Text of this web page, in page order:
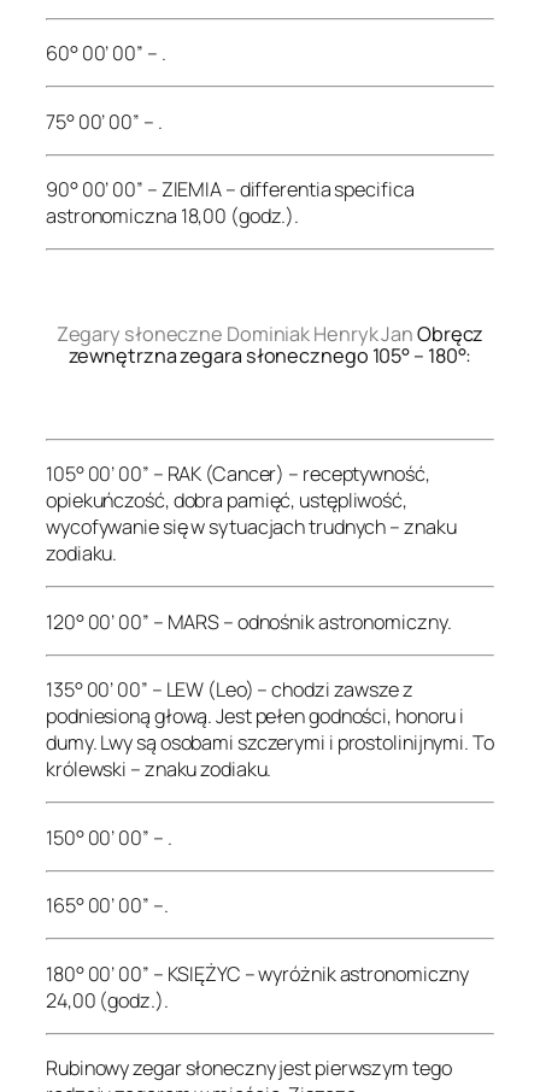
60° 00’ 00” – .
75° 00’ 00” – .
90° 00’ 00” – ZIEMIA – differentia specifica
astronomiczna 18,00 (godz.).
Zegary słoneczne Dominiak Henryk JanObręcz
zewnętrzna zegara słonecznego 105° – 180°:
105° 00’ 00” – RAK (Cancer) – receptywność,
opiekuńczość, dobra pamięć, ustępliwość,
wycofywanie się w sytuacjach trudnych – znaku
zodiaku.
120° 00’ 00” – MARS – odnośnik astronomiczny.
135° 00’ 00” – LEW (Leo) – chodzi zawsze z
podniesioną głową. Jest pełen godności, honoru i
dumy. Lwy są osobami szczerymi i prostolinijnymi. To
królewski – znaku zodiaku.
150° 00’ 00” – .
165° 00’ 00” –.
180° 00’ 00” – KSIĘŻYC – wyróżnik astronomiczny
24,00 (godz.).
Rubinowy zegar słoneczny jest pierwszym tego